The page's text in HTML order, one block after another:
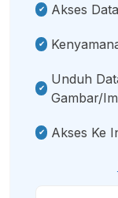
Akses
Unduh
Gambar/
Akses Ke